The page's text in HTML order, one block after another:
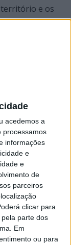
acedemos a
processamos
informações
e
e
de
parceiros
clicar para
parte dos
Em
ou para
e os
este
e de
a melhorarem
contribui-se
e mais
território e